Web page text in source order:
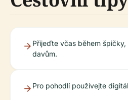
Přijeďte včas během
davům.
Pro pohodlí používejte